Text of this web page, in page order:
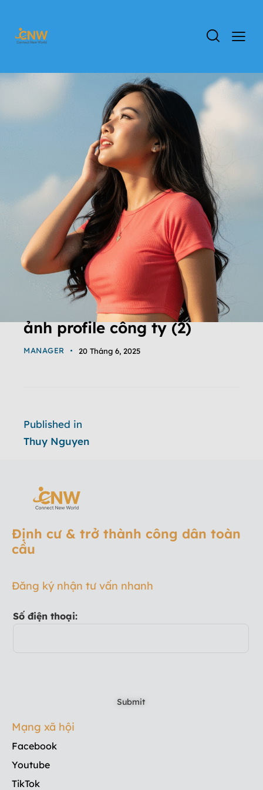
ảnh profile công ty (2)
MANAGER 20 Tháng 6, 2025
Published in
Thuy Nguyen
Định cư & trở thành công dân toàn
cầu
Đăng ký nhận tư vấn nhanh
Số điện thoại:
Mạng xã hội
Facebook
Youtube
TikTok